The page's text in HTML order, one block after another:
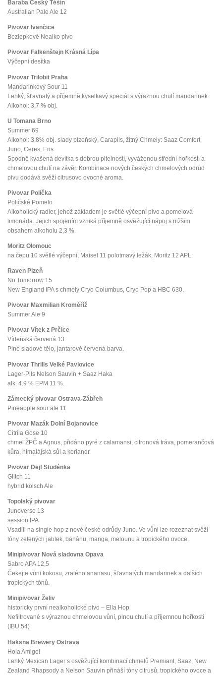
Baraba Český Těšín
Australian Pale Ale 12
Pivovar Ivančice
Bezlepkové Nealko pivo
Pivovar Falkenštejn Krásná Lípa
Výčepní desítka
Pivovar Trilobit Praha
Mandarinkový Sour 11
Lehký, šťavnatý a příjemně kyselkavý speciál s výraznou chutí mandarinek.
Alkohol: 3,7 % obj.
U Tomana Brno
Summer 69
Alkohol: 3,8% obj. slady plzeňský, Carapils, žitný Chmely: Saaz Comfort,
Juno, Ceres, Eris
Spodně kvašená devítka s dobrou pitelností, vyváženou střední hořkostí a
chmelovou chutí na závěr. Kombinace nových českých chmelových odrůd
pivu dodává svěží citrusovo ovocné aroma.
Pivovar Polička
Poličské Pomelo
Alkoholický radler, jehož základem je světlé výčepní pivo a pomelová
limonáda. Jejich spojením vzniká příjemně osvěžující nápoj s nižším
obsahem alkoholu 2,3 %.
Moritz Olomouc
na čepu 10 světlé výčepní, Maisel 11 polotmavý ležák, Moritz 12 APL.
Raven Plzeň
No Tomorrow 15
New England IPA s chmely Cryo Columbus, Cryo Pop a HBC 630.
Pivovar Maxmilian Kroměříž
Summer Ale 9
Pivovar Vítek z Prčice
Vídeňská červená 13
Plné sladové tělo, jantarově červená barva.
Pivovar Thrills Velké Pavlovice
Lager-Pils Nelson Sauvin + Saaz Haka
alk. 4.9 % EPM 11 %.
Zámecký pivovar Ostrava-Zábřeh
Pineapple sour ale 11
Pivovar Mazák Dolní Bojanovice
Citrila Gose 10
chmel ŽPČ a Agnus, přidáno pyré z calamansi, citronová tráva, pomerančová
kůra, himalájská sůl a koriandr.
Pivovar Dejf Studénka
Glitch 11
hybrid kölsch Ale
Topolský pivovar
Junoverse 13
session IPA
Vsadili na single hop z nové české odrůdy Juno. Ve vůni lze rozeznat svěží
tóny zelených jablek, banánu, manga, melounu a tropického ovoce.
Minipivovar Nová sladovna Opava
Sabro APA 12,5
Čekejte vůni kokosu, zralého ananasu, šťavnatých mandarinek a dalších
tropických tónů.
Minipivovar Želiv
historicky první nealkoholické pivo – Ella Hop
Nefiltrované s výraznou chmelovou vůní, plnou chutí a příjemnou hořkostí
(IBU 54)
Haksna Brewery Ostrava
Hola Amigo!
Lehký Mexican Lager s osvěžující kombinací chmelů Premiant, Saaz, New
Zealand Rhapsody a Nelson Sauvin přináší tóny citrusů, tropického ovoce a